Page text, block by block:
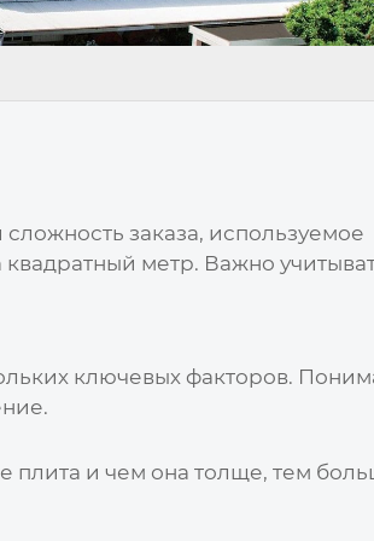
заказа, используемое
метр. Важно
ключевых факторов.
плита и чем она толще, тем